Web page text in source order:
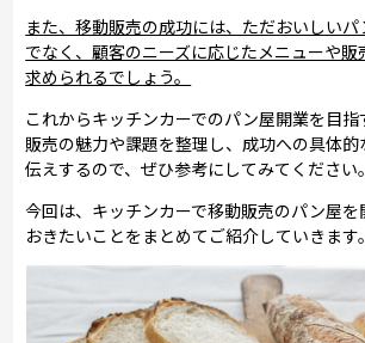
また、移動販売の成功には、ただおいしい
でなく、顧客のニーズに応じたメニューや
求められるでしょう。
これからキッチンカーでのパン屋開業を目
販売の魅力や課題を整理し、成功への具体
伝えするので、ぜひ参考にしてみてください。
今回は、キッチンカーで移動販売のパン屋を
おきたいことをまとめてご紹介していきます。